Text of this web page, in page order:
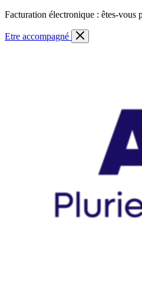
Skip
content
Facturation électronique : êtes-vous
Etre accompagné